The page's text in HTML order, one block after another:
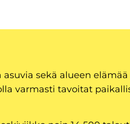
sekä alueen
varmasti tavoitat